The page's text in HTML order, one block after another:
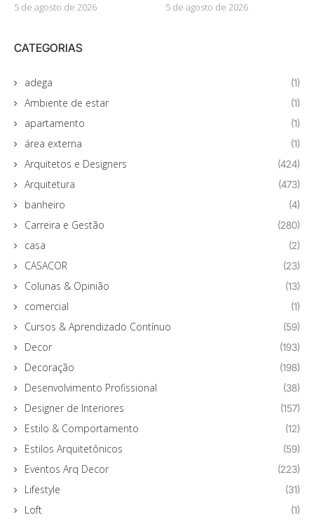
5 de agosto de 2026 5 de agosto de 2026
CATEGORIAS
adega (1)
Ambiente de estar (1)
apartamento (1)
área externa (1)
Arquitetos e Designers (424)
Arquitetura (473)
banheiro (4)
Carreira e Gestão (280)
casa (2)
CASACOR (23)
Colunas & Opinião (13)
comercial (1)
Cursos & Aprendizado Contínuo (59)
Decor (193)
Decoração (198)
Desenvolvimento Profissional (38)
Designer de Interiores (157)
Estilo & Comportamento (12)
Estilos Arquitetônicos (59)
Eventos Arq Decor (223)
Lifestyle (31)
Loft (1)